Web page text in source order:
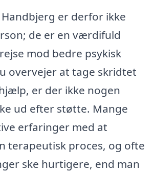
Handbjerg er derfor ikke
de er en værdifuld
mod bedre psykisk
overvejer at tage skridtet
er der ikke nogen
ud efter støtte. Mange
erfaringer med at
terapeutisk proces, og ofte
ske hurtigere, end man